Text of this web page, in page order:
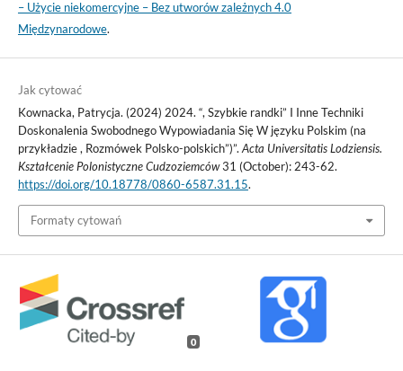
– Użycie niekomercyjne – Bez utworów zależnych 4.0
Międzynarodowe.
Jak cytować
Kownacka, Patrycja. (2024) 2024. “, Szybkie randki” I Inne Techniki
Doskonalenia Swobodnego Wypowiadania Się W języku Polskim (na
przykładzie , Rozmówek Polsko-polskich”)”. Acta Universitatis Lodziensis.
Kształcenie Polonistyczne Cudzoziemców31 (October): 243-62.
https://doi.org/10.18778/0860-6587.31.15.
Formaty cytowań
0